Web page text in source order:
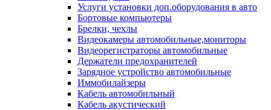
Услуги установки доп.оборудования в авто
Бортовые компьютеры
Брелки, чехлы
Видеокамеры автомобильные,мониторы
Видеорегистраторы автомобильные
Держатели предохранителей
Зарядное устройство автомобильные
Иммобилайзеры
Кабель автомобильный
Кабель акустический